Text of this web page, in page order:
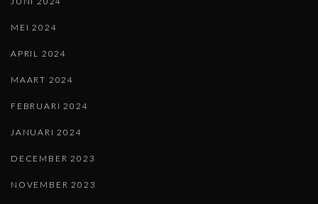
MEI 2024
APRIL 2024
MAART 2024
FEBRUARI 2024
JANUARI 2024
DECEMBER 2023
NOVEMBER 2023